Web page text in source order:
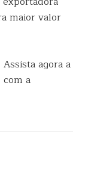
maior valor
agora a
a